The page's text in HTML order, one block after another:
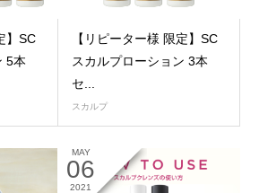
】SC
5本
【リピーター様 限定】SC
スカルプローション 3本
セ...
スカルプ
MAY
06
2021